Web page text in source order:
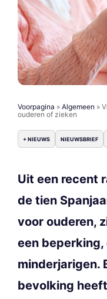
Voorpagina » Algemeen »
ouderen of zieken
+ NIEUWS NIEUWSBRIEF
Uit een recent
de tien
voor ouderen,
een
minderjarigen.
bevolking